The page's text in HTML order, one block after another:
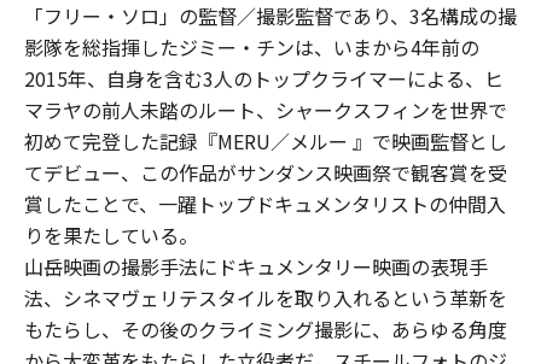
「フリー・ソロ」の監督／撮影監督であり、3名構成の撮
影隊を総指揮したジミー・チンは、いまから4年前の
2015年、自身を含む3人のトップクライマーによる、ヒ
マラヤの前人未踏のルート、シャークスフィンを世界で
初めて完登した記録『MERU／メルー 』で映画監督とし
てデビュー、この作品がサンダンス映画祭で観客賞を受
賞したことで、一躍トップドキュメンタリストの仲間入
りを果たしている。
山岳映画の撮影手法にドキュメンタリー映画の表現手
法、シネマヴェリテスタイルを取り入れるという革新を
もたらし、その後のクライミング撮影に、あらゆる角度